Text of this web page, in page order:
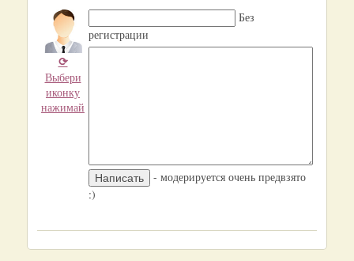
⟳
Выбери
иконку
нажимай
Без
регистрации
- модерируется очень предвзято
:)